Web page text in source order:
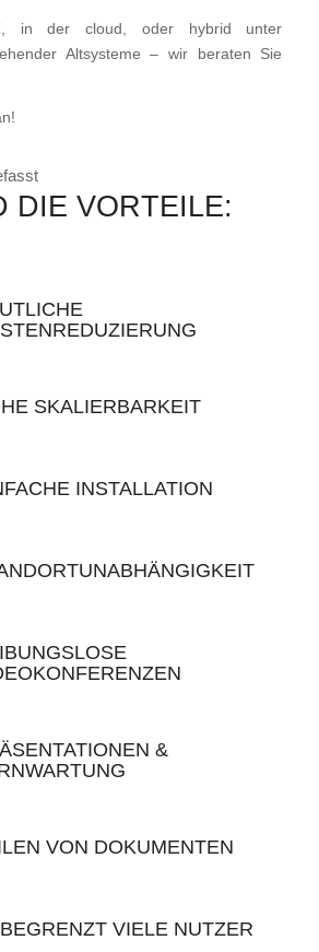
in der cloud, oder hybrid unter
Altsysteme – wir beraten Sie
DIE VORTEILE:
SKALIERBARKEIT
INSTALLATION
&
VON DOKUMENTEN
VIELE NUTZER